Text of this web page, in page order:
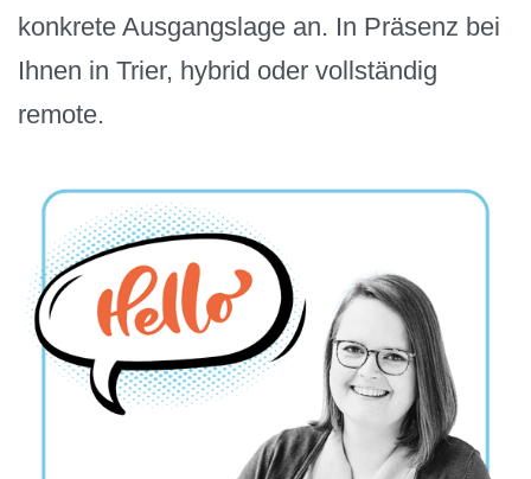
konkrete Ausgangslage an. In Präsenz bei
Ihnen in Trier, hybrid oder vollständig
remote.